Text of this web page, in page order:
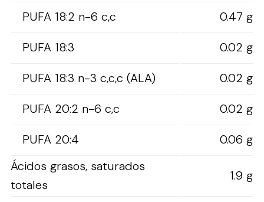
PUFA 18:2 n-6 c,c
0.47 g
PUFA 18:3
0.02 g
PUFA 18:3 n-3 c,c,c (ALA)
0.02 g
PUFA 20:2 n-6 c,c
0.02 g
PUFA 20:4
0.06 g
Ácidos grasos, saturados
totales
1.9 g